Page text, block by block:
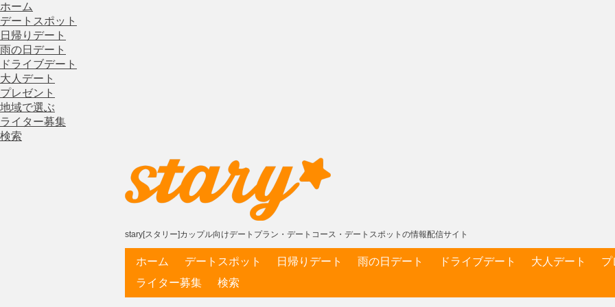
ホーム
デートスポット
日帰りデート
雨の日デート
ドライブデート
大人デート
プレゼント
地域で選ぶ
ライター募集
検索
stary[スタリー]カップル向けデートプラン・デートコース・デートスポットの情報配信サイト
ホーム デートスポット 日帰りデート 雨の日デート ドライブデート 大人デート プ
ライター募集
検索